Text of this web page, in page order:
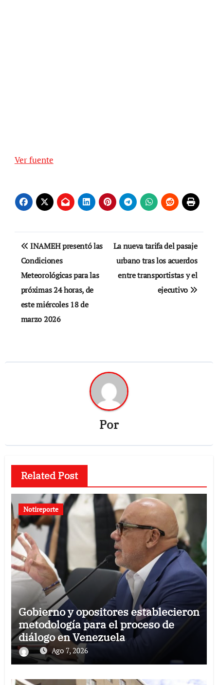
Ver fuente
Navegación
de
entradas
INAMEH presentó las
Condiciones
Meteorológicas para las
próximas 24 horas, de
este miércoles 18 de
marzo 2026
La nueva tarifa del pasaje
urbano tras los acuerdos
entre transportistas y el
ejecutivo
Por
Related Post
Notireporte
Gobierno y opositores establecieron
metodología para el proceso de
diálogo en Venezuela
Ago 7, 2026